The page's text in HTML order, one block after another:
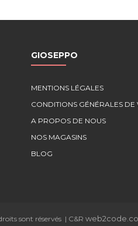
GIOSEPPO
MENTIONS LÉGALES
CONDITIONS GÉNÉRALES DE
A PROPOS DE NOUS
NOS MAGASINS
BLOG
sont réservés | C&R